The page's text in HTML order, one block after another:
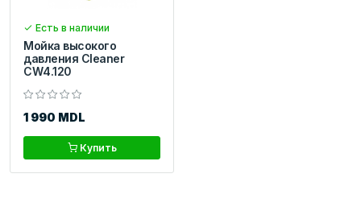
Есть в наличии
Мойка высокого
давления Cleaner
CW4.120
1 990 MDL
Купить